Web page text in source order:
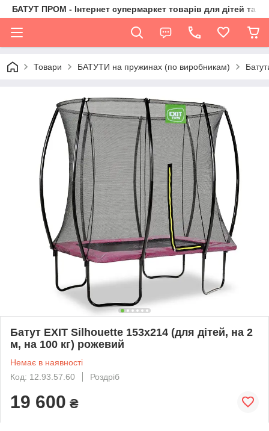
БАТУТ ПРОМ - Інтернет супермаркет товарів для дітей та їх
Товари БАТУТИ на пружинах (по виробникам)
Батут EXIT Silhouette 153x214 (для дітей, на 2
м, на 100 кг) рожевий
Немає в наявності
Код: 12.93.57.60
Роздріб
19 600 ₴